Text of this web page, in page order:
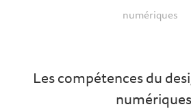
numériques
Les compétences du
numériques